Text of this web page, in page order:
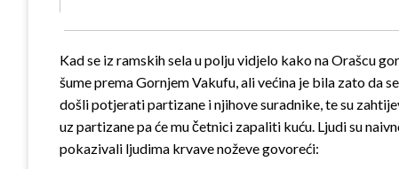
Kad se iz ramskih sela u polju vidjelo kako na Orašcu
šume prema Gornjem Vakufu, ali većina je bila zato da
došli potjerati partizane i njihove suradnike, te su
uz partizane pa će mu četnici zapaliti kuću. Ljudi su
pokazivali ljudima krvave noževe govoreći: